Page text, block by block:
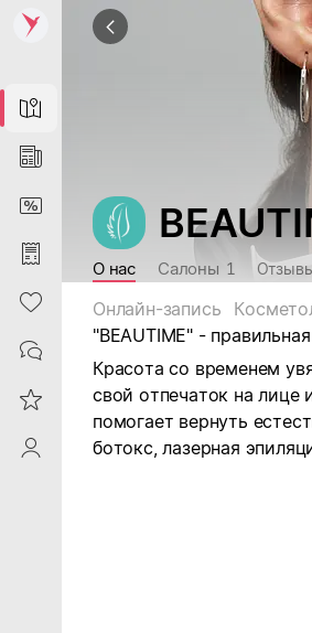
Map
News
DiscountCard
Purchases
Heart
Contacts
Reviews
ProfileSaby
О нас Салоны 1
Онлайн-запись
"BEAUTIME" -
Красота со временем
свой отпечаток на лице
помогает вернуть
ботокс, лазерная